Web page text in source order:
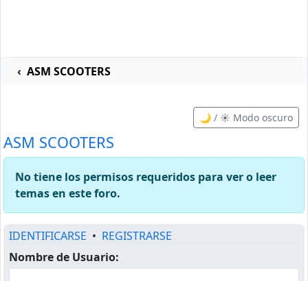
ASM SCOOTERS
🌙 / ☀️ Modo oscuro
ASM SCOOTERS
No tiene los permisos requeridos para ver o leer
temas en este foro.
IDENTIFICARSE • REGISTRARSE
Nombre de Usuario: